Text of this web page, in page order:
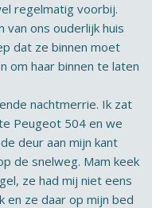
regelmatig voorbij.
ons ouderlijk huis
dat ze binnen moet
om haar binnen te laten
nachtmerrie. Ik zat
Peugeot 504 en we
deur aan mijn kant
de snelweg. Mam keek
ze had mij niet eens
en ze daar op mijn bed